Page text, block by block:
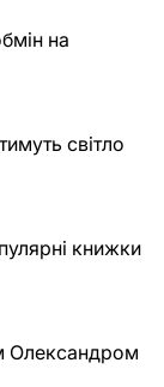
на
світло
книжки
Олександром